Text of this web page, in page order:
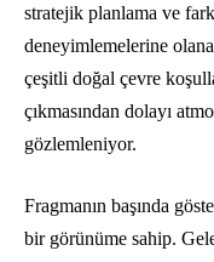
stratejik planlama ve
deneyimlemelerine
çeşitli doğal çevre
çıkmasından dolayı
gözlemleniyor.
Fragmanın başında
bir görünüme sahip.